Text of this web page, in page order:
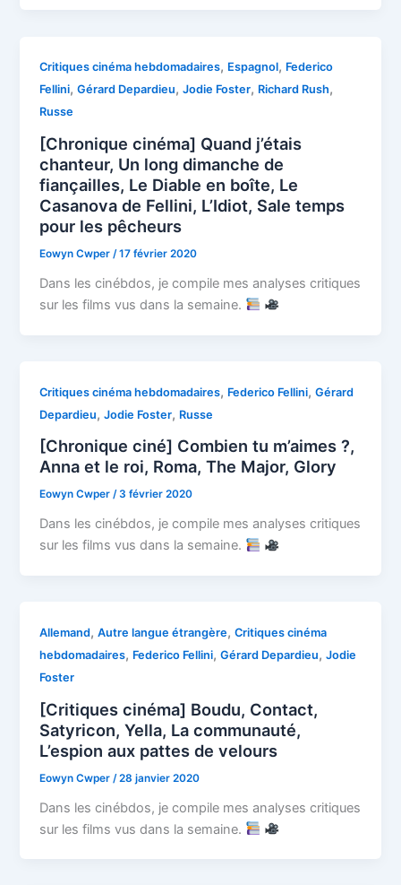
Critiques cinéma hebdomadaires, Espagnol, Federico
Fellini,Gérard Depardieu,Jodie Foster, Richard Rush,
Russe
[Chronique cinéma] Quand j’étais
chanteur, Un long dimanche de
fiançailles, Le Diable en boîte, Le
Casanova de Fellini, L’Idiot, Sale temps
pour les pêcheurs
Eowyn Cwper/17 février 2020
Dans les cinébdos, je compile mes analyses critiques
sur les films vus dans la semaine.
Critiques cinéma hebdomadaires, Federico Fellini,Gérard
Depardieu,Jodie Foster, Russe
[Chronique ciné] Combien tu m’aimes ?,
Anna et le roi, Roma, The Major, Glory
Eowyn Cwper/3 février 2020
Dans les cinébdos, je compile mes analyses critiques
sur les films vus dans la semaine.
Allemand,Autre langue étrangère,Critiques cinéma
hebdomadaires, Federico Fellini,Gérard Depardieu,Jodie
Foster
[Critiques cinéma] Boudu, Contact,
Satyricon, Yella, La communauté,
L’espion aux pattes de velours
Eowyn Cwper /28 janvier 2020
Dans les cinébdos, je compile mes analyses critiques
sur les films vus dans la semaine.